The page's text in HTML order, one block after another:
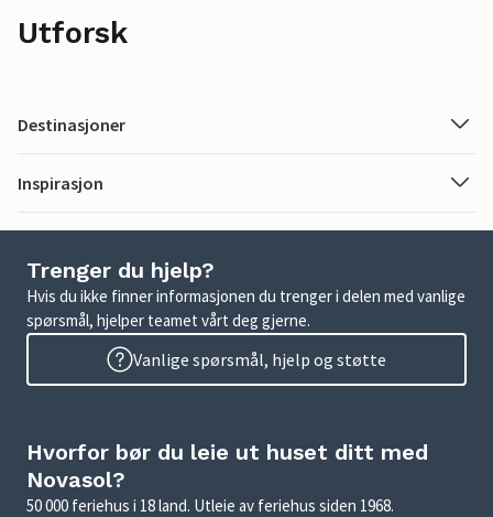
Utforsk
Destinasjoner
Inspirasjon
Trenger du hjelp?
Hvis du ikke finner informasjonen du trenger i delen med vanlige
spørsmål, hjelper teamet vårt deg gjerne.
Vanlige spørsmål, hjelp og støtte
Hvorfor bør du leie ut huset ditt med
Novasol?
50 000 feriehus i 18 land. Utleie av feriehus siden 1968.